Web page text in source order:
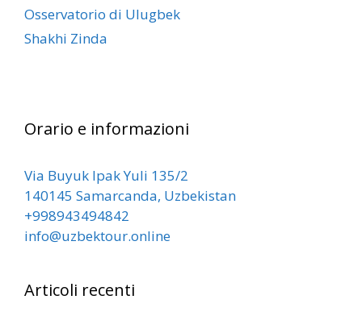
Osservatorio di Ulugbek
Shakhi Zinda
Orario e informazioni
Via Buyuk Ipak Yuli 135/2
140145 Samarcanda, Uzbekistan
+998943494842
info@uzbektour.online
Articoli recenti